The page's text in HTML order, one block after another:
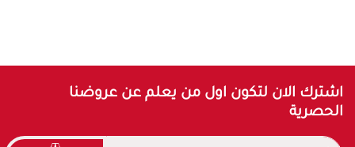
اشترك الان لتكون اول من يعلم عن عروضنا
الحصرية